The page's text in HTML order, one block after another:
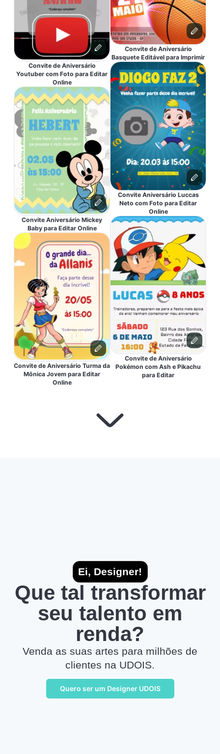
Convite de Aniversário
Youtuber com Foto para Editar
Online
Convite Aniversário Mickey
Baby para Editar Online
Convite de Aniversário Turma da
Mônica Jovem para Editar
Online
Convite de Aniversário
Basquete Editável para Imprimir
Convite Aniversário Luccas
Neto com Foto para Editar
Online
Convite de Aniversário
Pokémon com Ash e Pikachu
para Editar
Ei, Designer!
Que tal transformar
seu talento em
renda?
Venda as suas artes para milhões de
clientes na UDOIS.
Quero ser um Designer UDOIS